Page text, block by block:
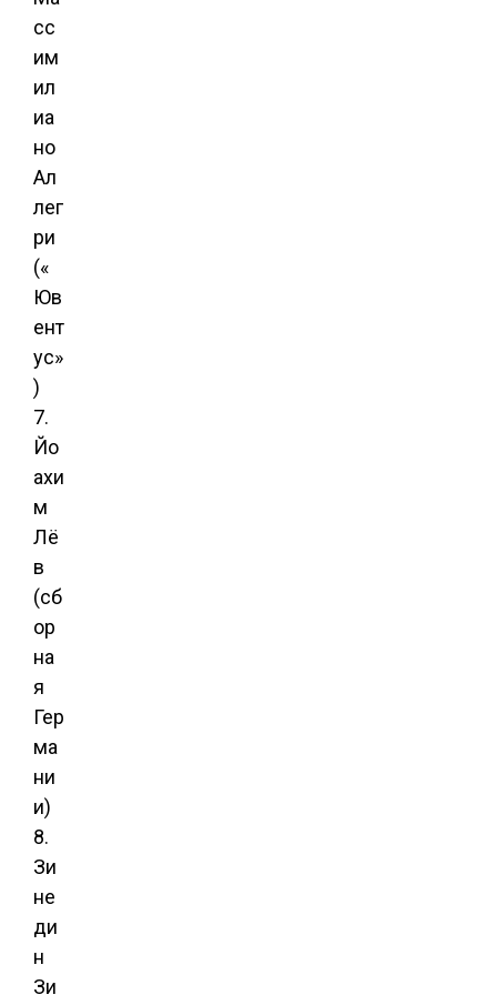
сс
им
ил
иа
но
Ал
лег
ри
(«
Юв
ент
ус»
)
7.
Йо
ахи
м
Лё
в
(сб
ор
на
я
Гер
ма
ни
и)
8.
Зи
не
ди
н
Зи